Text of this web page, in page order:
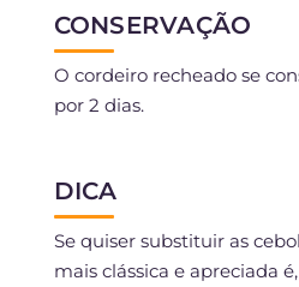
CONSERVAÇÃO
O cordeiro recheado se
por 2 dias.
tiver usado ingredientes
DICA
Se quiser substituir as
mais clássica e apreciada